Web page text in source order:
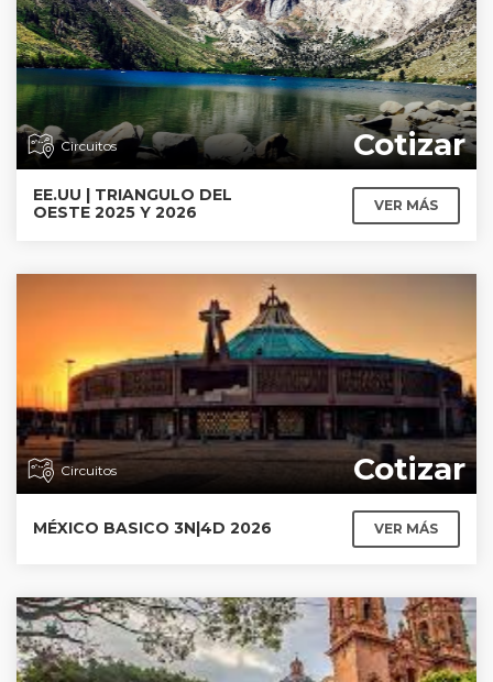
Circuitos Cotizar
EE.UU | TRIANGULO DEL
OESTE 2025 Y 2026
VER MÁS
Circuitos Cotizar
MÉXICO BASICO 3N|4D 2026 VER MÁS